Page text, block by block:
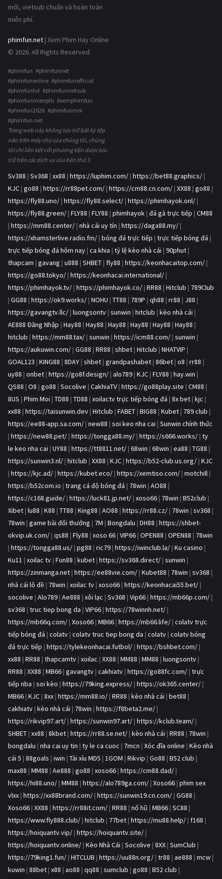
mới, vietsub chuẩn và hoàn toàn
miễn phí.
phimfun.net | Xem Phim Hay Online
© 2026. All Rights Reserved
#phimfun #phimfunnet
#phimfunonline #phimfunofficial
#phimfunhd #phimfunvietsub
#phimfunmienphi #xemphimfun
#phimfun2026 #phimfunmoi
#phimfun.net
Trang web này không lưu trữ bất kỳ tệp
nào trên máy chủ của chúng tôi, chúng
tôi chỉ liên kết với phương tiện được lưu
trữ trên các dịch vụ của bên thứ 3.
Sv388 | Sv368 | xx88 | https://luphim.com/ | https://bet88.graphics/ |
KJC | go88 | https://rr88pet.com/ | https://cm88.cn.com/ | XX88 | go88 |
https://fly88.uno/ | https://fly88.select/ | https://phimhayok.onl/ |
https://fly88.green/ | FLY88 | FLY88 | phimhayok | đá gà trực tiếp | CM88
| https://mm88.center/ | nhà cái uy tín | https://daga88.my/ |
https://xhamsterlive.radio.fm/ | bóng đá trực tiếp | trực tiếp bóng đá |
trực tiếp bóng đá hôm nay | ca khia | tỷ lệ kèo nhà cái | 90phut |
thapcam | gavang | u888 | SHBET | fly88 | https://keonhacaitop.com/ |
https://go88.tokyo/ | https://keonhacai.international/ |
https://phimhayok.tv/ | https://phimhayok.co/ | RR88 | Hitclub | 789Club
| GG88 | https://ok9.works/ | NOHU | TT88 | 789P | qh88 | rr88 | J88 |
https://gavangtv.llc/ | luongsontv | sunwin | hitclub | kèo nhà cái |
AE888 Đăng Nhập | Hay88 | Hay88 | Hay88 | Hay88 | Hay88 | Hay88 |
hitclub | https://mm88.tax/ | sunwin | https://icm88.com/ | sunwin |
https://aukuwin.com/ | GG88 | RR88 | shbet | Hitclub | NHATVIP |
GOAL123 | KING88 | 8DAY | shbet | grandpashabet | 86bet | o8 | rr88 |
uy88 | onbet | https://go8f.design/ | alo789 | KJC | FLY88 | hay.win |
QS88 | O8 | go88 | Socolive | CakhiaTV | https://go88play.site | CM88 |
8US | Phim Moi | TD88 | TD88 | xoilactv trực tiếp bóng đá | 8x bet | kjc |
xx88 | https://taisunwin.dev | Hitclub | FABET | BIG88 | Kubet | 789 club |
https://ee88-app.sa.com/ | new88 | soi keo nha cai | Sunwin chính thức
| https://new88.pet/ | https://tongga88.my/ | https://s666.works/ | ty
le keo nha cai | UY88 | https://tt8811.net/ | 68win | 68win | ea88 | TG88 |
https://sunwin3.nl/ | hitclub | XX88 | KJC | https://b52-club.us.org/ | KJC
| https://kjc.ad/ | https://kubet.eco/ | https://xemtiso.com/ | motchill |
https://b52com.io | trang cá độ bóng đá | 78win | AO88 |
https://c168.guide/ | https://luck81.jp.net/ | xoso66 | 78win | B52club |
Xibet | lu88 | K88 | TT88 | King88 | AO88 | https://rr88.cz/ | 78win | sv368 |
78win | game bài đổi thưởng | 7M | Bongdalu | DH88 | https://shbet-
okvip.uk.com/ | qs88 | Fly88 | xoso 66 | VIP66 | OPEN88 | OPEN88 | 78win
| https://tongga88.us/ | pg88 | ric79 | https://iwinclub.la/ | Ku casino |
Ku11 | xoilac tv | Fun88 | kubet | https://sv368.direct/ | sunwin |
https://zinmanga.net | https://ee88vie.com/ | Kubet88 | 78win | sv368 |
nhà cái lô đề | 78win | xoilac tv | xoso66 | https://keonhacai55.bet/ |
socolive | Alo789 | Ae888 | xôi lạc | Sv368 | Vip66 | https://mb66p.com/ |
sv368 | truc tiep bong da | VIP66 | https://78winnh.net/ |
https://mb66q.com/ | Xoso66 | MB66 | https://mb66.life/ | colatv trực
tiếp bóng đá | colatv | colatv truc tiep bong da | colatv | colatv bóng
đá trực tiếp | https://tylekeonhacai.futbol/ | https://bshbet.com/ |
xx88 | RR88 | thapcamtv | xoilac | XX88 | MM88 | MM88 | luongsontv |
RR88 | XX88 | MB66 | gavangtv | cakhiatv | https://go88fc.com/ | trực
tiếp nba | soi kèo | https://79king.express/ | https://ok365.center/ |
MB66 | KJC | 8xx | https://mm88.io/ | RR88 | kèo nhà cái | bet88 |
cakhiatv | kèo nhà cái | 78win | https://f8beta2.me/ |
https://rikvip97.art/ | https://sunwin97.art/ | https://kclub.team/ |
SHBET | xx88 | 8kbet | https://rr88.se.net/ | kèo nhà cái | RR88 | 78win |
bongdalu | nha cai uy tin | ty le ca cuoc | 7mcn | Xóc đĩa online | Kèo nhà
cái 5 | 88goals | iwin | Tài xỉu MD5 | 1GOM | Rikvip | Go88 | B52 club |
max88 | MM88 | Ae888 | go88 | xoso66 | https://cm88.dad/ |
https://hi88.uno/ | MM88 | https://alo789ga.com/ | Xoso66 | phim sex
vlxx | https://xx88brand.com/ | https://sunwin19.cn.com/ | GG88 |
Xoso66 | XX88 | https://rr88it.com/ | RR88 | nổ hũ | MB66 | SC88 |
https://www.fly888.club/ | hitclub | 77bet | https://mu88.help/ | f168 |
https://hoiquantv.vip/ | https://hoiquantv.site/ |
https://hoiquantv.online/ | Kèo Nhà Cái | Socolive | 8XX | SumClub |
https://79king1.fun/ | HITCLUB | https://uu88n.org/ | tr88 | ae888 | mcw |
kuwin | 88bet | x88 | ao88 | qq88 | sumclub | go88 | B52 club |